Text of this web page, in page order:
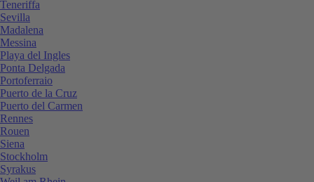
Teneriffa
Sevilla
Madalena
Messina
Playa del Ingles
Ponta Delgada
Portoferraio
Puerto de la Cruz
Puerto del Carmen
Rennes
Rouen
Siena
Stockholm
Syrakus